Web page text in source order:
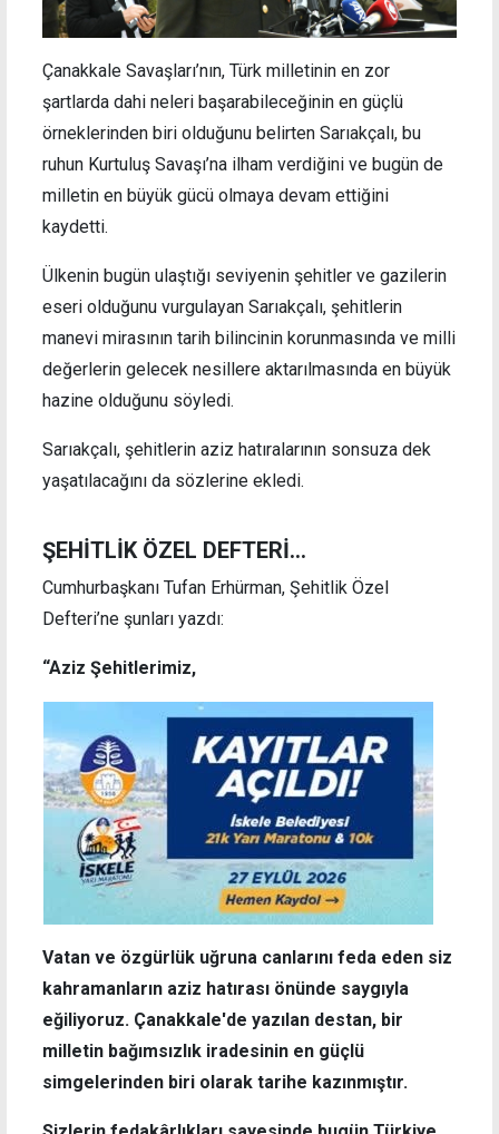
Çanakkale Savaşları’nın, Türk milletinin en zor
şartlarda dahi neleri başarabileceğinin en güçlü
örneklerinden biri olduğunu belirten Sarıakçalı, bu
ruhun Kurtuluş Savaşı’na ilham verdiğini ve bugün de
milletin en büyük gücü olmaya devam ettiğini
kaydetti.
Ülkenin bugün ulaştığı seviyenin şehitler ve gazilerin
eseri olduğunu vurgulayan Sarıakçalı, şehitlerin
manevi mirasının tarih bilincinin korunmasında ve milli
değerlerin gelecek nesillere aktarılmasında en büyük
hazine olduğunu söyledi.
Sarıakçalı, şehitlerin aziz hatıralarının sonsuza dek
yaşatılacağını da sözlerine ekledi.
ŞEHİTLİK ÖZEL DEFTERİ…
Cumhurbaşkanı Tufan Erhürman, Şehitlik Özel
Defteri’ne şunları yazdı:
“Aziz Şehitlerimiz,
Vatan ve özgürlük uğruna canlarını feda eden siz
kahramanların aziz hatırası önünde saygıyla
eğiliyoruz. Çanakkale'de yazılan destan, bir
milletin bağımsızlık iradesinin en güçlü
simgelerinden biri olarak tarihe kazınmıştır.